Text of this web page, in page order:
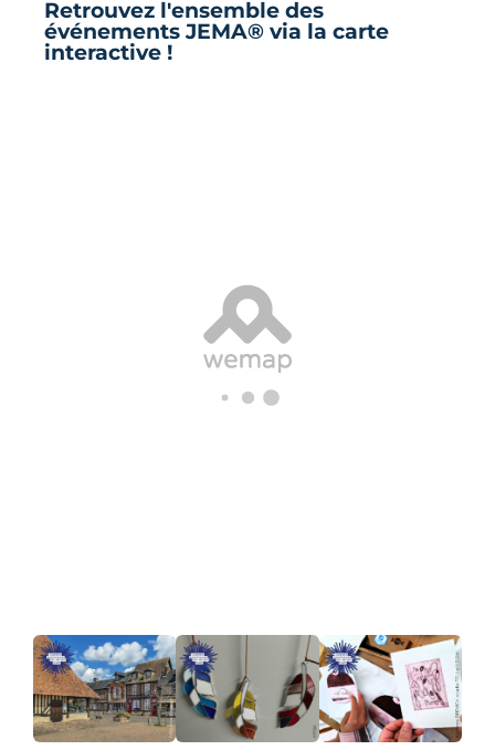
Retrouvez l'ensemble des
événements JEMA® via la carte
interactive !